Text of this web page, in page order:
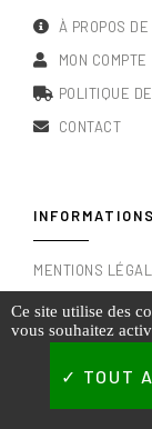
À PROPOS DE
MON COMPTE
POLITIQUE
CONTACT
INFORMATIONS
MENTIONS
CONDITIONS
RGPD &
Ce site utilise des
vous souhaitez
TOUT